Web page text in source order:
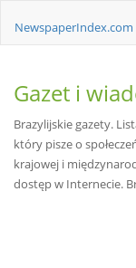
NewspaperIndex.com
Gazet i
Brazylijskie gazety.
który pisze o
krajowej i
dostęp w Internecie.